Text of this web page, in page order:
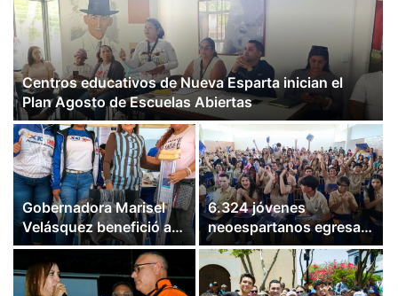
Centros educativos de Nueva Esparta inician el
Plan Agosto de Escuelas Abiertas
Gobernadora Marisel
Velásquez benefició a
155 familias mediante el
Sistema 1×10 en Nueva
Esparta
6.324 jóvenes
neoespartanos egresan
como bachilleres y
técnicos medios